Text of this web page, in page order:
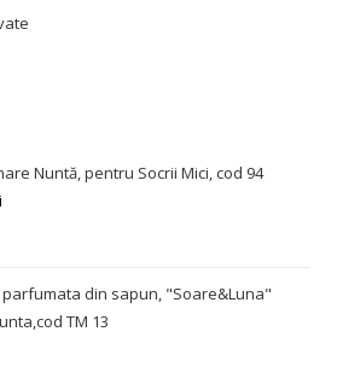
Nuntă, pentru Socrii Mici, cod 94
din sapun, "Soare&Luna"
TM 13